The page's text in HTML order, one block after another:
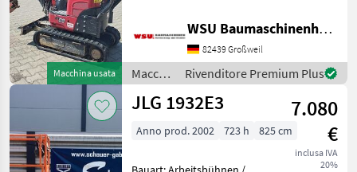
Macchina usata
(ausweisbar) Finanzierung
und Lieferung
Deutschlandweit möglich!
Mieten ab 67, - € Be
WSU Baumaschinenhandel u. Gerätevermietung GmbH
82439 Großweil
Macchine
edili /
Yanmar
Rivenditore Premium Plus
JLG 1932E3
7.080
€
inclusa IVA
20%
Anno prod. 2002 723 h 825 cm